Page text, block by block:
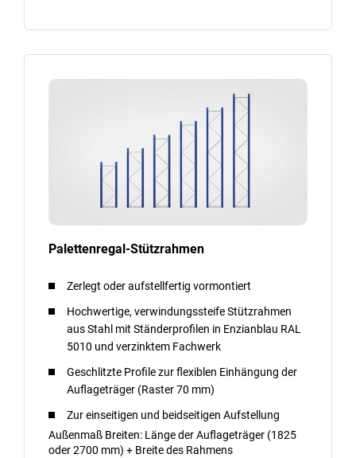
Palettenregal-Stützrahmen
Zerlegt oder aufstellfertig vormontiert
Hochwertige, verwindungssteife Stützrahmen
aus Stahl mit Ständerprofilen in Enzianblau RAL
5010 und verzinktem Fachwerk
Geschlitzte Profile zur flexiblen Einhängung der
Auflageträger (Raster 70 mm)
Zur einseitigen und beidseitigen Aufstellung
Außenmaß Breiten: Länge der Auflageträger (1825
oder 2700 mm) + Breite des Rahmens